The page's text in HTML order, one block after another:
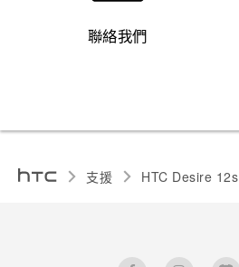
聯絡我們
支援 HTC Desire 12s‎